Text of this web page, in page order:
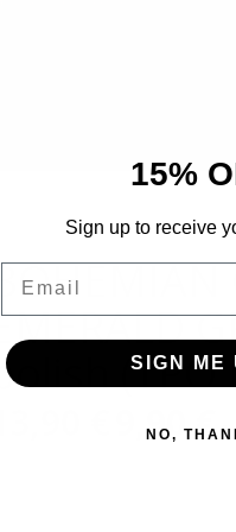
BOHEMIAN
EMERALD
polish (TPO
hinta9,90€
15%
Sign up to receive
SIGN ME
NO,